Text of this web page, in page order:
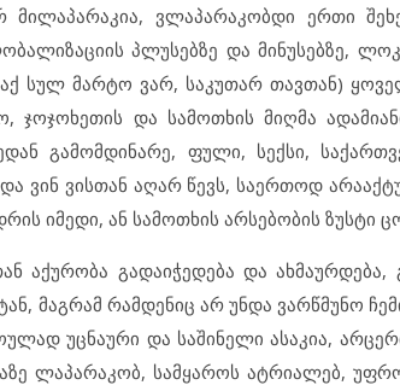
მილაპარაკია, ვლაპარაკობდი ერთი
პლუსებზე და მინუსებზე,
სულ მარტო ვარ, საკუთარ თავთან)
ჯოჯოხეთის და სამოთხის მიღმა
გამომდინარე, ფული, სექსი,
ვინ ვისთან აღარ წევს, საერთოდ
იმედი, ან სამოთხის არსებობის ზუსტი
გადაიჭედება და ახმაურდება,
მაგრამ რამდენიც არ უნდა ვარწმუნო
უცნაური და საშინელი ასაკია,
ლაპარაკობ, სამყაროს ატრიალებ,